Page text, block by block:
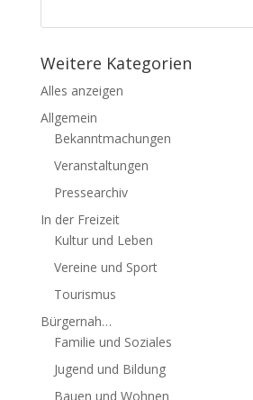
Weitere Kategorien
Alles anzeigen
Allgemein
Bekanntmachungen
Veranstaltungen
Pressearchiv
In der Freizeit
Kultur und Leben
Vereine und Sport
Tourismus
Bürgernah…
Familie und Soziales
Jugend und Bildung
Bauen und Wohnen